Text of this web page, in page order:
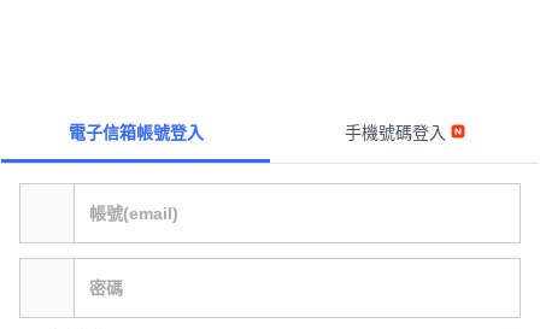
電子信箱帳號登入 手機號碼登入